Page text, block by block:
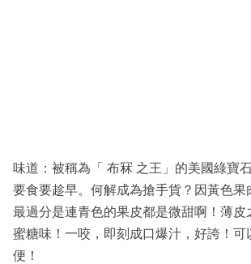
味道：被稱為「 布冧 之王」的美國綠寶
要食要趁早。何解成為搶手貨？因黃色果
最過分是連青色的果皮都是微甜啊！薄皮
蜜糖味！一咬，即刻成口爆汁，好誇！可
便！